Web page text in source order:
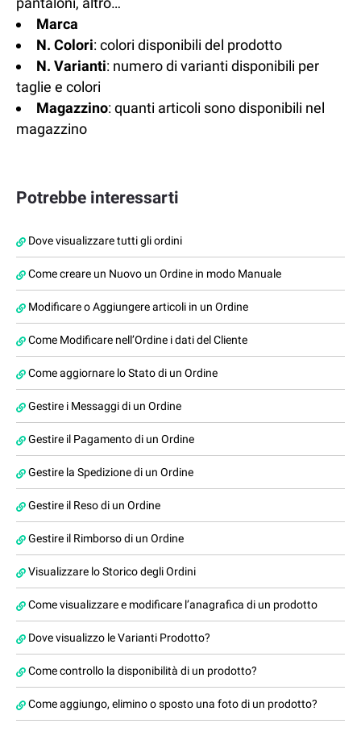
Marca
N. Colori: colori disponibili del prodotto
N. Varianti: numero di varianti disponibili per
taglie e colori
Magazzino: quanti articoli sono disponibili nel
magazzino
Potrebbe interessarti
Dove visualizzare tutti gli ordini
Come creare un Nuovo un Ordine in modo Manuale
Modificare o Aggiungere articoli in un Ordine
Come Modificare nell’Ordine i dati del Cliente
Come aggiornare lo Stato di un Ordine
Gestire i Messaggi di un Ordine
Gestire il Pagamento di un Ordine
Gestire la Spedizione di un Ordine
Gestire il Reso di un Ordine
Gestire il Rimborso di un Ordine
Visualizzare lo Storico degli Ordini
Come visualizzare e modificare l’anagrafica di un prodotto
Dove visualizzo le Varianti Prodotto?
Come controllo la disponibilità di un prodotto?
Come aggiungo, elimino o sposto una foto di un prodotto?